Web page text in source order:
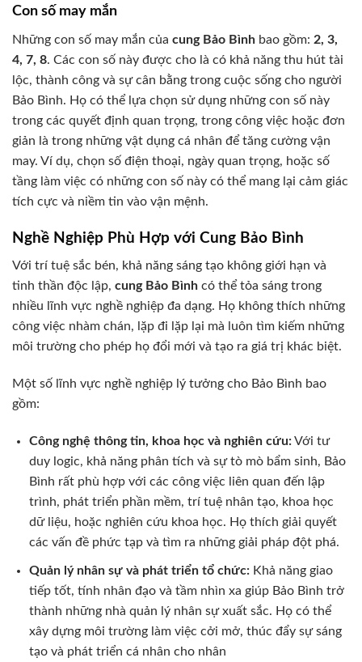
Con số may mắn
Những con số may mắn của cung Bảo Bình bao gồm: 2, 3,
4, 7, 8. Các con số này được cho là có khả năng thu hút tài
lộc, thành công và sự cân bằng trong cuộc sống cho người
Bảo Bình. Họ có thể lựa chọn sử dụng những con số này
trong các quyết định quan trọng, trong công việc hoặc đơn
giản là trong những vật dụng cá nhân để tăng cường vận
may. Ví dụ, chọn số điện thoại, ngày quan trọng, hoặc số
tầng làm việc có những con số này có thể mang lại cảm giác
tích cực và niềm tin vào vận mệnh.
Nghề Nghiệp Phù Hợp với Cung Bảo Bình
Với trí tuệ sắc bén, khả năng sáng tạo không giới hạn và
tinh thần độc lập, cung Bảo Bình có thể tỏa sáng trong
nhiều lĩnh vực nghề nghiệp đa dạng. Họ không thích những
công việc nhàm chán, lặp đi lặp lại mà luôn tìm kiếm những
môi trường cho phép họ đổi mới và tạo ra giá trị khác biệt.
Một số lĩnh vực nghề nghiệp lý tưởng cho Bảo Bình bao
gồm:
Công nghệ thông tin, khoa học và nghiên cứu:Với tư
duy logic, khả năng phân tích và sự tò mò bẩm sinh, Bảo
Bình rất phù hợp với các công việc liên quan đến lập
trình, phát triển phần mềm, trí tuệ nhân tạo, khoa học
dữ liệu, hoặc nghiên cứu khoa học. Họ thích giải quyết
các vấn đề phức tạp và tìm ra những giải pháp đột phá.
Quản lý nhân sự và phát triển tổ chức:Khả năng giao
tiếp tốt, tính nhân đạo và tầm nhìn xa giúp Bảo Bình trở
thành những nhà quản lý nhân sự xuất sắc. Họ có thể
xây dựng môi trường làm việc cởi mở, thúc đẩy sự sáng
tạo và phát triển cá nhân cho nhân